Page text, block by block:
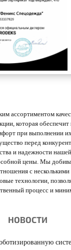
ассортиментом
которая
при выполнении
перед
и надежности
цены. Мы
с несколькими
технологии,
процесс и
НОВОСТИ